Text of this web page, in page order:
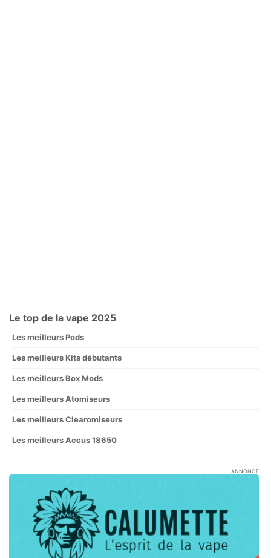
Le top de la vape 2025
Les meilleurs Pods
Les meilleurs Kits débutants
Les meilleurs Box Mods
Les meilleurs Atomiseurs
Les meilleurs Clearomiseurs
Les meilleurs Accus 18650
ANNONCE